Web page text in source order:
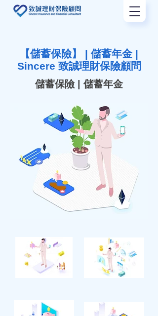
【儲蓄保險】 | 儲蓄年金 |
Sincere 致誠理財保險顧問
儲蓄保險 | 儲蓄年金